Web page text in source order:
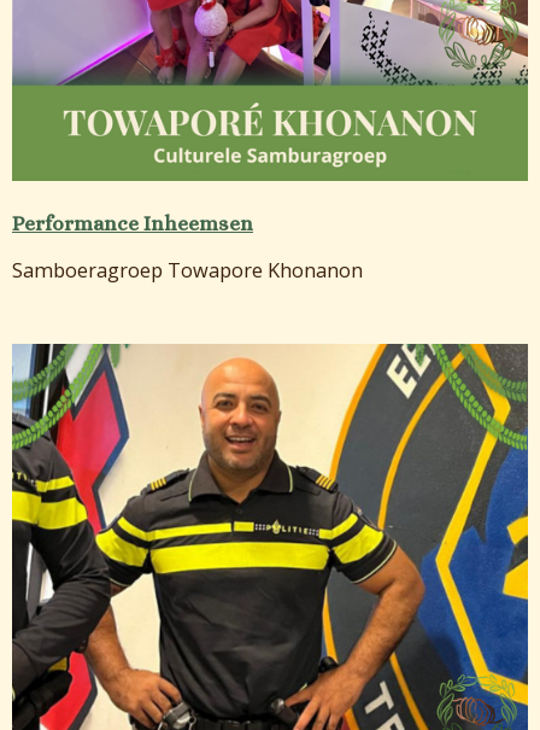
Performance Inheemsen
Samboeragroep Towapore Khonanon